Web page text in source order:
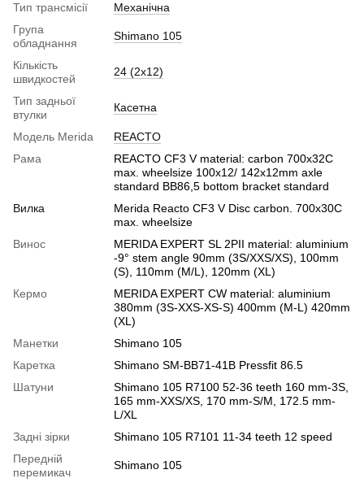
Тип трансмісії
Механічна
Група
обладнання
Shimano 105
Кількість
швидкостей
24 (2x12)
Тип задньої
втулки
Касетна
Модель Merida
REACTO
Рама
REACTO CF3 V material: carbon 700x32C
max. wheelsize 100x12/ 142x12mm axle
standard BB86,5 bottom bracket standard
Вилка
Merida Reacto CF3 V Disc carbon. 700x30C
max. wheelsize
Винос
MERIDA EXPERT SL 2PII material: aluminium
-9° stem angle 90mm (3S/XXS/XS), 100mm
(S), 110mm (M/L), 120mm (XL)
Кермо
MERIDA EXPERT CW material: aluminium
380mm (3S-XXS-XS-S) 400mm (M-L) 420mm
(XL)
Манетки
Shimano 105
Каретка
Shimano SM-BB71-41B Pressfit 86.5
Шатуни
Shimano 105 R7100 52-36 teeth 160 mm-3S,
165 mm-XXS/XS, 170 mm-S/M, 172.5 mm-
L/XL
Задні зірки
Shimano 105 R7101 11-34 teeth 12 speed
Передній
перемикач
Shimano 105